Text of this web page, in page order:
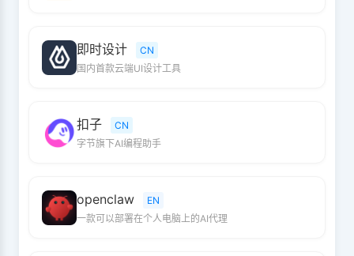
即时设计
CN
国内首款云端UI设计工具
扣子
CN
字节旗下AI编程助手
openclaw
EN
一款可以部署在个人电脑上的AI代理